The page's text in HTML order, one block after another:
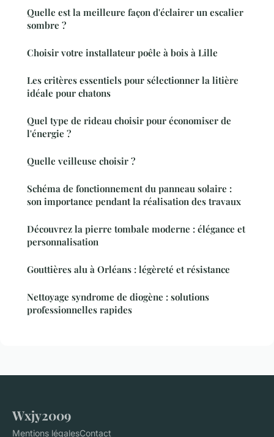
Quelle est la meilleure façon d'éclairer un escalier
sombre ?
Choisir votre installateur poêle à bois à Lille
Les critères essentiels pour sélectionner la litière
idéale pour chatons
Quel type de rideau choisir pour économiser de
l'énergie ?
Quelle veilleuse choisir ?
Schéma de fonctionnement du panneau solaire :
son importance pendant la réalisation des travaux
Découvrez la pierre tombale moderne : élégance et
personnalisation
Gouttières alu à Orléans : légèreté et résistance
Nettoyage syndrome de diogène : solutions
professionnelles rapides
Wxjy2009
Mentions légalesContact